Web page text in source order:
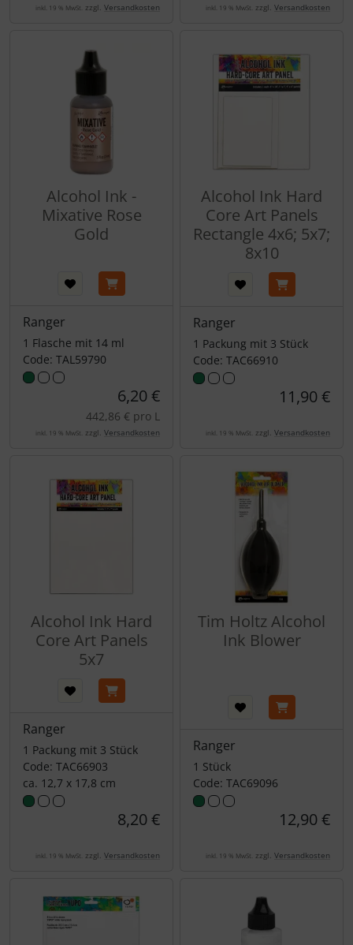
inkl. 19 % MwSt. zzgl. Versandkosten inkl. 19 % MwSt. zzgl. Versandkosten
Alcohol Ink -
Mixative Rose
Gold
Ranger
1 Flasche mit 14 ml
Code: TAL59790
6,20 €
442,86 € pro L
inkl. 19 % MwSt. zzgl. Versandkosten
Alcohol Ink Hard
Core Art Panels
Rectangle 4x6; 5x7;
8x10
Ranger
1 Packung mit 3 Stück
Code: TAC66910
11,90 €
inkl. 19 % MwSt. zzgl. Versandkosten
Alcohol Ink Hard
Core Art Panels
5x7
Ranger
1 Packung mit 3 Stück
Code: TAC66903
ca. 12,7 x 17,8 cm
8,20 €
inkl. 19 % MwSt. zzgl. Versandkosten
Tim Holtz Alcohol
Ink Blower
Ranger
1 Stück
Code: TAC69096
12,90 €
inkl. 19 % MwSt. zzgl. Versandkosten